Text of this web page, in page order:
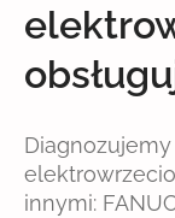
innymi: